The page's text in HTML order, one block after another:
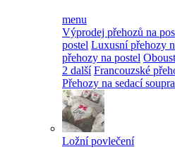
menu
Výprodej přehozů na
postel Luxusní přehozy
přehozy na postel
2 další Francouzské
Přehozy na sedací
Ložní povlečení